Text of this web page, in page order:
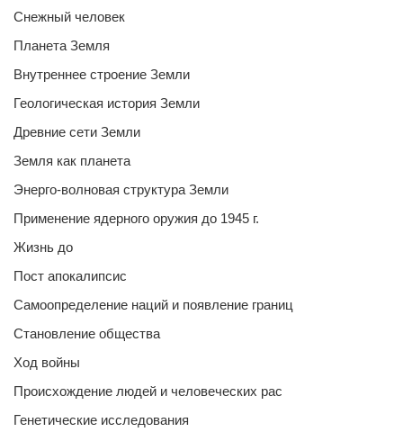
Снежный человек
Планета Земля
Внутреннее строение Земли
Геологическая история Земли
Древние сети Земли
Земля как планета
Энерго-волновая структура Земли
Применение ядерного оружия до 1945 г.
Жизнь до
Пост апокалипсис
Самоопределение наций и появление границ
Становление общества
Ход войны
Происхождение людей и человеческих рас
Генетические исследования